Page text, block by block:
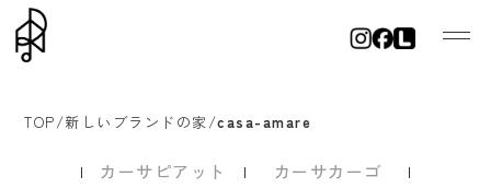
TOP/新しいブランドの家/casa-amare
カーサピアット
カーサカーゴ